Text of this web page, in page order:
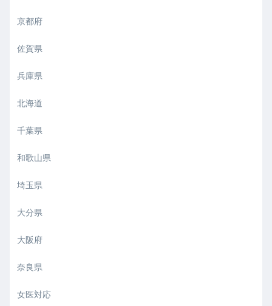
京都府
佐賀県
兵庫県
北海道
千葉県
和歌山県
埼玉県
大分県
大阪府
奈良県
女医対応